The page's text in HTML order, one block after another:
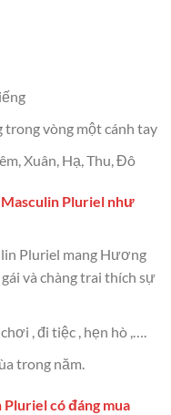
vòng một cánh tay
Xuân, Hạ, Thu, Đô
Pluriel như
Pluriel mang Hương
và chàng trai thích sự
, đi tiệc , hẹn hò ,….
trong năm.
có đáng mua